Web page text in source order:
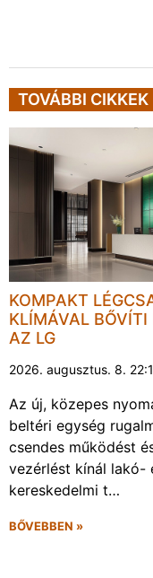
TOVÁBBI CIKKEK
KOMPAKT
KLÍMÁVAL BŐVÍTI
AZ LG
2026. augusztus. 8.
Az új, közepes
beltéri egység
csendes működést
vezérlést kínál lakó-
kereskedelmi t…
BŐVEBBEN »